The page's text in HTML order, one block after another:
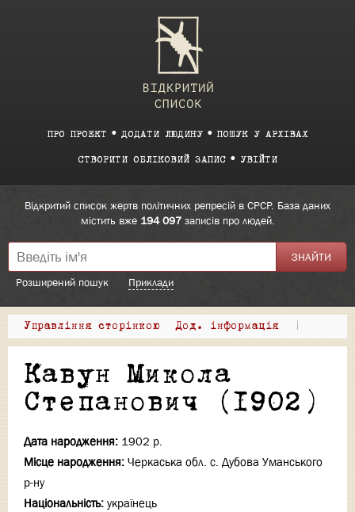
ПРО ПРОЕКТ ДОДАТИ ЛЮДИНУ ПОШУК У АРХІВАХ
СТВОРИТИ ОБЛІКОВИЙ ЗАПИС УВІЙТИ
Відкритий список жертв політичних репресій в СРСР. База даних
містить вже 194 097записів про людей.
Розширений пошук Приклади
Управління сторінкою Дод. інформація |
Кавун Микола
Степанович (1902)
Дата народження: 1902 р.
Місце народження: Черкаська обл. с. Дубова Уманського
р-ну
Національність: українець